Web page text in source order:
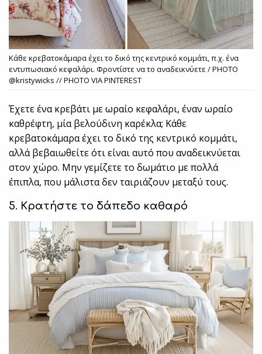
Κάθε κρεβατοκάμαρα έχει το δικό της κεντρικό κομμάτι, π.χ. ένα
εντυπωσιακό κεφαλάρι. Φροντίστε να το αναδεικνύετε / PHOTO
@kristywicks // PHOTO VIA PINTEREST
Έχετε ένα κρεβάτι με ωραίο κεφαλάρι, έναν ωραίο
καθρέφτη, μία βελούδινη καρέκλα; Κάθε
κρεβατοκάμαρα έχει το δικό της κεντρικό κομμάτι,
αλλά βεβαιωθείτε ότι είναι αυτό που αναδεικνύεται
στον χώρο. Μην γεμίζετε το δωμάτιο με πολλά
έπιπλα, που μάλιστα δεν ταιριάζουν μεταξύ τους.
5. Κρατήστε το δάπεδο καθαρό